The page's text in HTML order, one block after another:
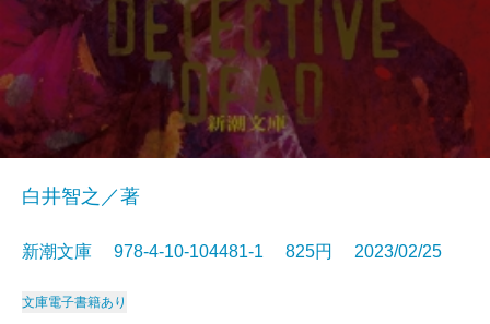
白井智之／著
新潮文庫 978-4-10-104481-1 825円 2023/02/25
文庫電子書籍あり